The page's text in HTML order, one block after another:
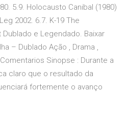
5.9. Holocausto Canibal (1980)
2002. 6.7. K-19 The
e Legendado. Baixar
– Dublado Ação , Drama ,
Sinopse : Durante a
claro que o resultado da
fortemente o avanço